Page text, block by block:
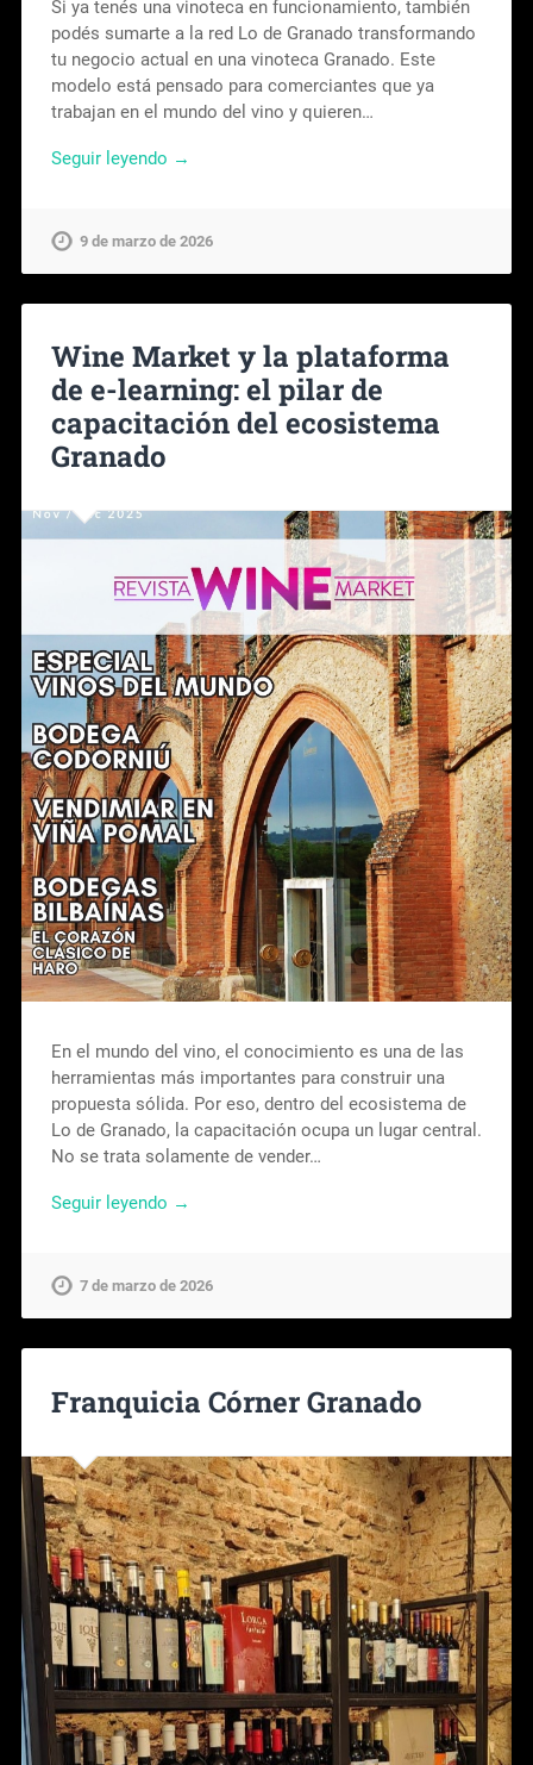
Si ya tenés una vinoteca en funcionamiento, también
podés sumarte a la red Lo de Granado transformando
tu negocio actual en una vinoteca Granado. Este
modelo está pensado para comerciantes que ya
trabajan en el mundo del vino y quieren…
Seguir leyendo →
9 de marzo de 2026
Wine Market y la plataforma
de e-learning: el pilar de
capacitación del ecosistema
Granado
En el mundo del vino, el conocimiento es una de las
herramientas más importantes para construir una
propuesta sólida. Por eso, dentro del ecosistema de
Lo de Granado, la capacitación ocupa un lugar central.
No se trata solamente de vender…
Seguir leyendo →
7 de marzo de 2026
Franquicia Córner Granado